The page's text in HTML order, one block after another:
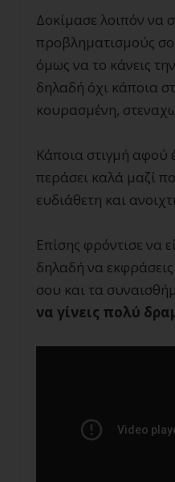
Δοκίμασε λοιπόν να
προβληματισμούς
όμως να το κάνεις
δηλαδή όχι κάποια
κουρασμένη,
Κάποια στιγμή αφού
περάσει καλά μαζί
ευδιάθετη και
Επίσης φρόντισε να
δηλαδή να
σου και τα
να γίνεις πολύ